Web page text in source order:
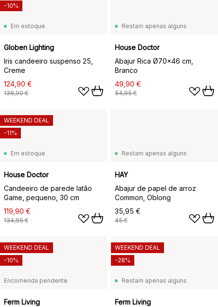
Em estoque
Globen Lighting
Iris candeeiro suspenso 25,
Creme
124,90 €
138,90 €
-10%
Restam apenas alguns
House Doctor
Abajur Rica Ø70x46 cm,
Branco
49,90 €
54,95 €
Em estoque
House Doctor
Candeeiro de parede latão
Game, pequeno, 30 cm
119,90 €
134,95 €
WEEKEND DEAL
-11%
Restam apenas alguns
HAY
Abajur de papel de arroz
Common, Oblong
35,95 €
45 €
Encomenda pendente
Ferm Living
WEEKEND DEAL
-10%
Restam apenas alguns
Ferm Living
WEEKEND DEAL
-28%